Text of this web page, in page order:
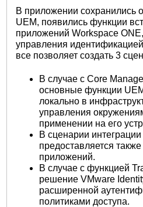
В приложении сохранились
UEM, появились функции
приложений Workspace
управления
все позволяет создать 3
В случае с Core
основные функции
локально в
управления
применении на его
В сценарии
предоставляется
приложений.
В случае с функцией
решение VMware
расширенной
политиками доступа.